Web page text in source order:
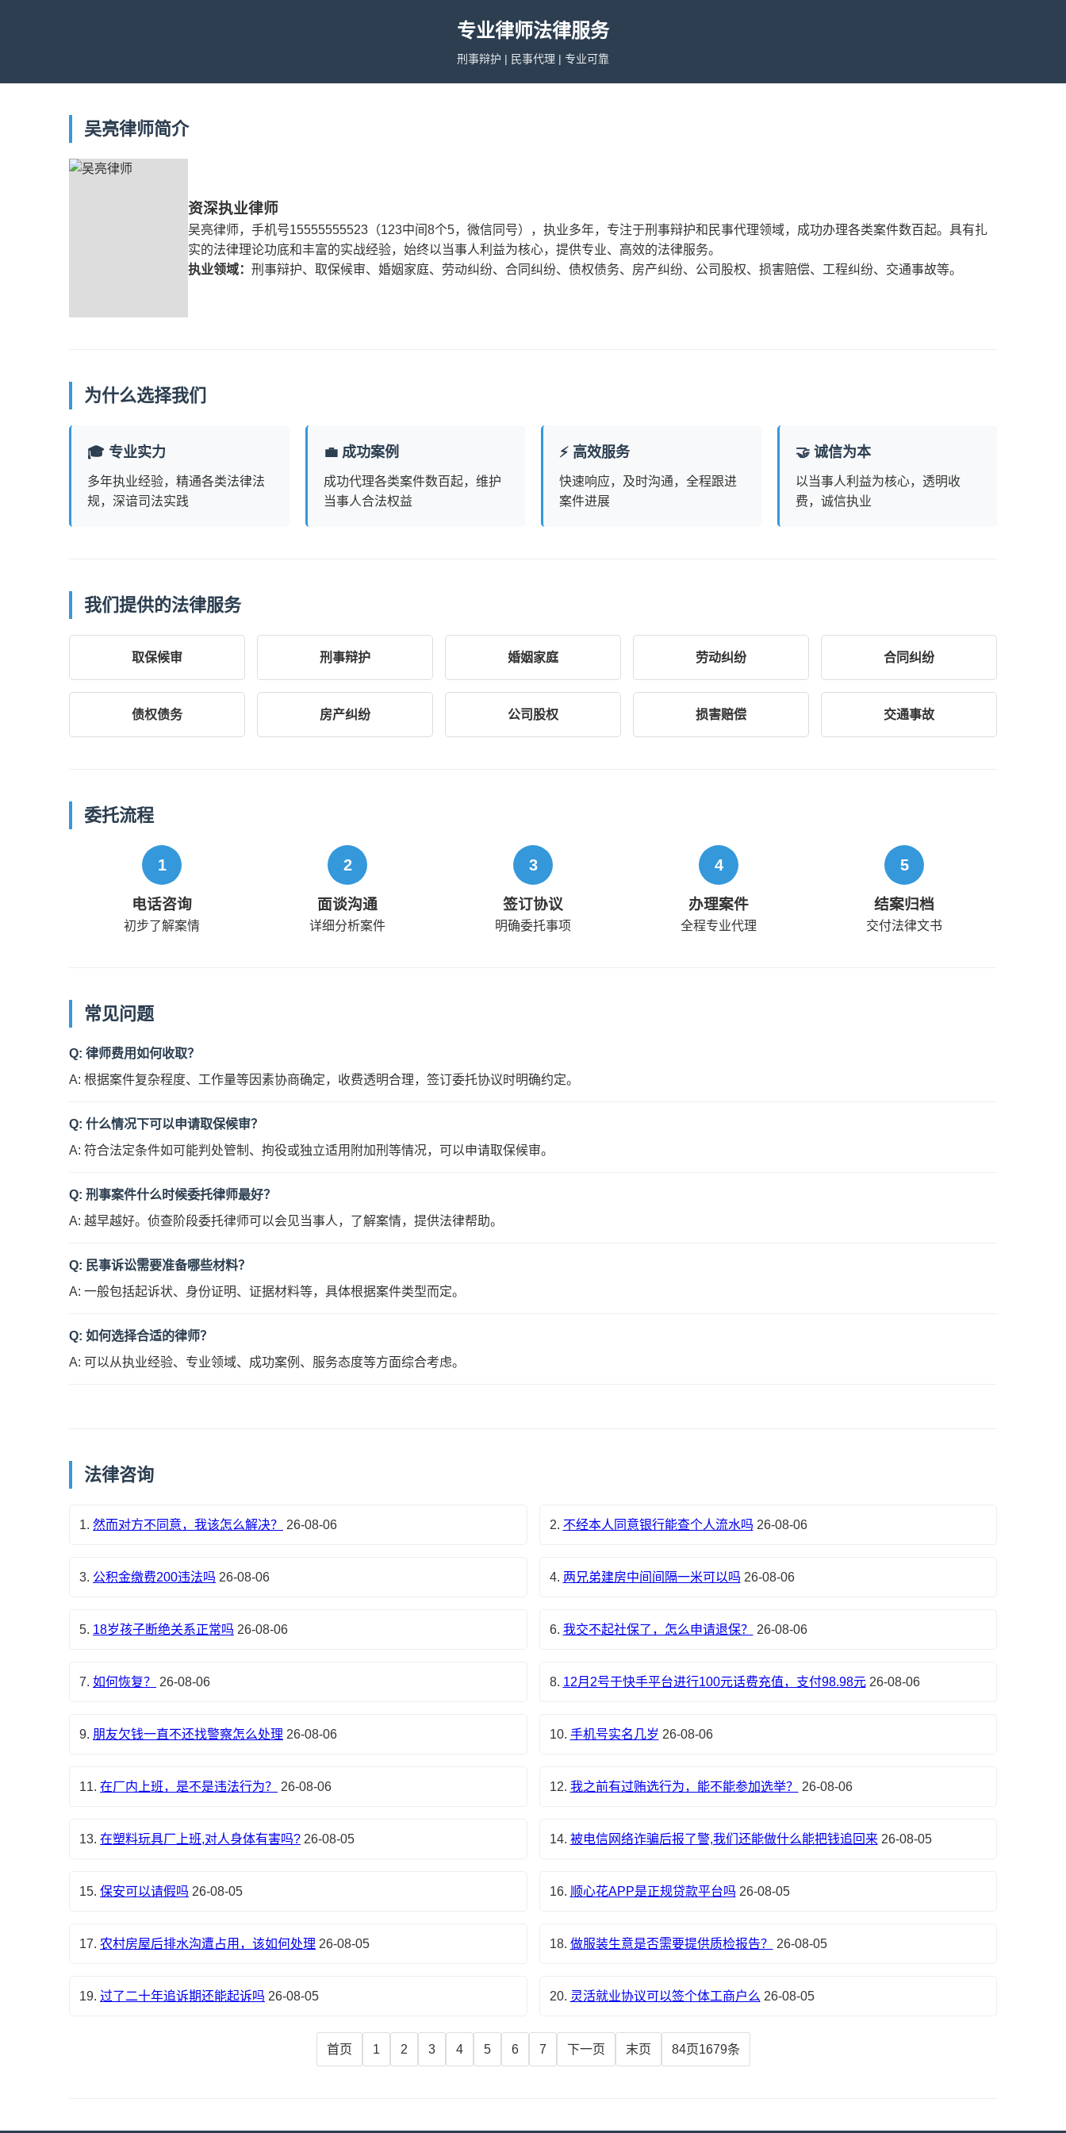
专业律师法律服务
刑事辩护 | 民事代理 | 专业可靠
吴亮律师简介
资深执业律师
吴亮律师，手机号15555555523（123中间8个5，微信同号），执业多年，专注于刑事辩护和民事代理领域，成功办理各类案件数百起。具有扎
实的法律理论功底和丰富的实战经验，始终以当事人利益为核心，提供专业、高效的法律服务。
执业领域： 刑事辩护、取保候审、婚姻家庭、劳动纠纷、合同纠纷、债权债务、房产纠纷、公司股权、损害赔偿、工程纠纷、交通事故等。
为什么选择我们
🎓 专业实力
多年执业经验，精通各类法律法
规，深谙司法实践
💼 成功案例
成功代理各类案件数百起，维护
当事人合法权益
⚡ 高效服务
快速响应，及时沟通，全程跟进
案件进展
🤝 诚信为本
以当事人利益为核心，透明收
费，诚信执业
我们提供的法律服务
取保候审 刑事辩护 婚姻家庭 劳动纠纷 合同纠纷
债权债务 房产纠纷 公司股权 损害赔偿 交通事故
委托流程
1
电话咨询
初步了解案情
2
面谈沟通
详细分析案件
3
签订协议
明确委托事项
4
办理案件
全程专业代理
5
结案归档
交付法律文书
常见问题
Q: 律师费用如何收取？
A: 根据案件复杂程度、工作量等因素协商确定，收费透明合理，签订委托协议时明确约定。
Q: 什么情况下可以申请取保候审？
A: 符合法定条件如可能判处管制、拘役或独立适用附加刑等情况，可以申请取保候审。
Q: 刑事案件什么时候委托律师最好？
A: 越早越好。侦查阶段委托律师可以会见当事人，了解案情，提供法律帮助。
Q: 民事诉讼需要准备哪些材料？
A: 一般包括起诉状、身份证明、证据材料等，具体根据案件类型而定。
Q: 如何选择合适的律师？
A: 可以从执业经验、专业领域、成功案例、服务态度等方面综合考虑。
法律咨询
1. 然而对方不同意，我该怎么解决？ 26-08-06 2. 不经本人同意银行能查个人流水吗 26-08-06
3. 公积金缴费200违法吗 26-08-06 4. 两兄弟建房中间间隔一米可以吗 26-08-06
5. 18岁孩子断绝关系正常吗 26-08-06 6. 我交不起社保了，怎么申请退保？ 26-08-06
7. 如何恢复？ 26-08-06 8. 12月2号于快手平台进行100元话费充值，支付98.98元26-08-06
9. 朋友欠钱一直不还找警察怎么处理 26-08-06 10. 手机号实名几岁 26-08-06
11. 在厂内上班，是不是违法行为？ 26-08-06 12. 我之前有过贿选行为，能不能参加选举？ 26-08-06
13. 在塑料玩具厂上班,对人身体有害吗? 26-08-05 14. 被电信网络诈骗后报了警,我们还能做什么能把钱追回来26-08-05
15. 保安可以请假吗 26-08-05 16. 顺心花APP是正规贷款平台吗 26-08-05
17. 农村房屋后排水沟遭占用，该如何处理 26-08-05 18. 做服装生意是否需要提供质检报告？ 26-08-05
19. 过了二十年追诉期还能起诉吗 26-08-05 20. 灵活就业协议可以签个体工商户么 26-08-05
首页 1 2 3 4 5 6 7 下一页 末页 84页1679条